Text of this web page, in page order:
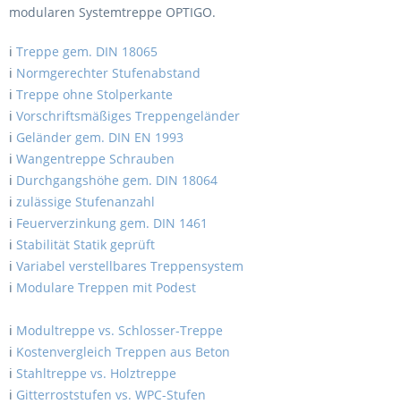
modularen Systemtreppe OPTIGO.
ℹ️ Treppe gem. DIN 18065
ℹ️ Normgerechter Stufenabstand
ℹ️ Treppe ohne Stolperkante
ℹ️ Vorschriftsmäßiges Treppengeländer
ℹ️ Geländer gem. DIN EN 1993
ℹ️ Wangentreppe Schrauben
ℹ️ Durchgangshöhe gem. DIN 18064
ℹ️ zulässige Stufenanzahl
ℹ️ Feuerverzinkung gem. DIN 1461
ℹ️ Stabilität Statik geprüft
ℹ️ Variabel verstellbares Treppensystem
ℹ️ Modulare Treppen mit Podest
ℹ️ Modultreppe vs. Schlosser-Treppe
ℹ️ Kostenvergleich Treppen aus Beton
ℹ️ Stahltreppe vs. Holztreppe
ℹ️ Gitterroststufen vs. WPC-Stufen